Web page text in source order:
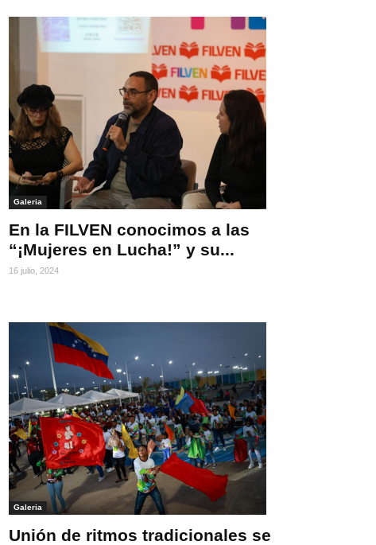
Galeria
En la FILVEN conocimos a las
“¡Mujeres en Lucha!” y su...
16 julio, 2024
Galeria
Unión de ritmos tradicionales se